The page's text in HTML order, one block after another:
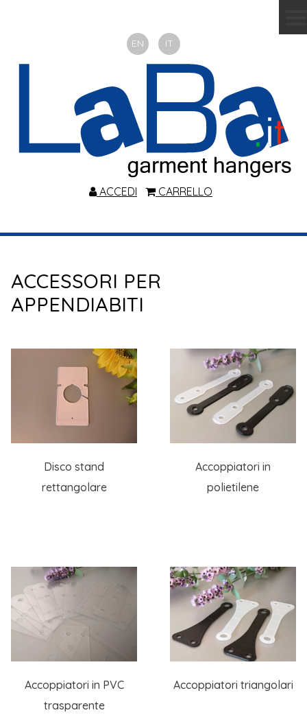
EN IT
ACCEDI CARRELLO
ACCESSORI PER
APPENDIABITI
Disco stand
rettangolare
Accoppiatori in
polietilene
Accoppiatori in PVC
trasparente
Accoppiatori triangolari